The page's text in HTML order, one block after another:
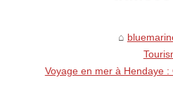
Voyage en mer à Hendaye